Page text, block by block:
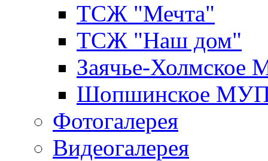
ТСЖ "Мечта"
ТСЖ "Наш дом"
Заячье-
Шопшинское
Фотогалерея
Видеогалерея